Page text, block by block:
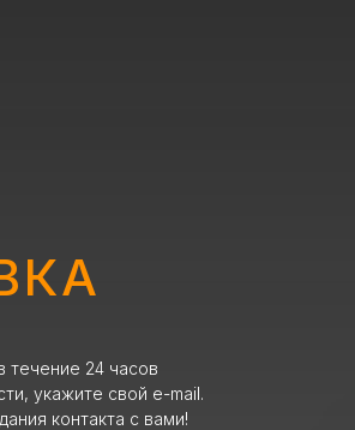
24 часов
укажите свой e-mail.
контакта с вами!